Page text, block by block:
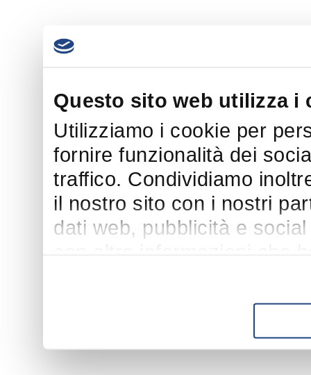
Questo sito web utilizza i
Utilizziamo i cookie per
fornire funzionalità dei
traffico. Condividiamo
il nostro sito con i nostri
dati web, pubblicità e